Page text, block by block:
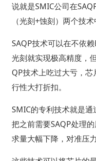
说就是SMIC公司在
（光刻+蚀刻）两个技
SAQP技术可以在不依
光刻就实现极高精度，
QP技术上吃过大亏，
行性大打折扣。
SMIC的专利技术就是通
把之前需要SAQP处理
求量大幅下降，对准压